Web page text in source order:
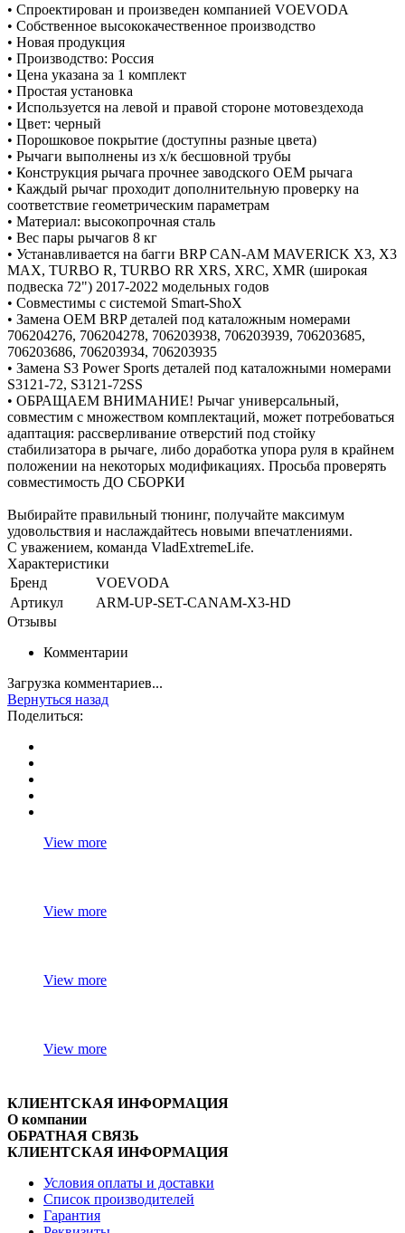
• Спроектирован и произведен компанией VOEVODA
• Собственное высококачественное производство
• Новая продукция
• Производство: Россия
• Цена указана за 1 комплект
• Простая установка
• Используется на левой и правой стороне мотовездехода
• Цвет: черный
• Порошковое покрытие (доступны разные цвета)
• Рычаги выполнены из х/к бесшовной трубы
• Конструкция рычага прочнее заводского OEM рычага
• Каждый рычаг проходит дополнительную проверку на
соответствие геометрическим параметрам
• Материал: высокопрочная сталь
• Вес пары рычагов 8 кг
• Устанавливается на багги BRP CAN-AM MAVERICK X3, X3
MAX, TURBO R, TURBO RR XRS, XRC, XMR (широкая
подвеска 72") 2017-2022 модельных годов
• Совместимы с системой Smart-ShoX
• Замена OEM BRP деталей под каталожным номерами
706204276, 706204278, 706203938, 706203939, 706203685,
706203686, 706203934, 706203935
• Замена S3 Power Sports деталей под каталожными номерами
S3121-72, S3121-72SS
• ОБРАЩАЕМ ВНИМАНИЕ! Рычаг универсальный,
совместим с множеством комплектаций, может потребоваться
адаптация: рассверливание отверстий под стойку
стабилизатора в рычаге, либо доработка упора руля в крайнем
положении на некоторых модификациях. Просьба проверять
совместимость ДО СБОРКИ
Выбирайте правильный тюнинг, получайте максимум
удовольствия и наслаждайтесь новыми впечатлениями.
С уважением, команда VladExtremeLife.
Характеристики
Бренд
VOEVODA
Артикул
ARM-UP-SET-CANAM-X3-HD
Отзывы
Комментарии
Загрузка комментариев...
Вернуться назад
Поделиться:
View more
View more
View more
View more
КЛИЕНТСКАЯ ИНФОРМАЦИЯ
О компании
ОБРАТНАЯ СВЯЗЬ
КЛИЕНТСКАЯ ИНФОРМАЦИЯ
Условия оплаты и доставки
Список производителей
Гарантия